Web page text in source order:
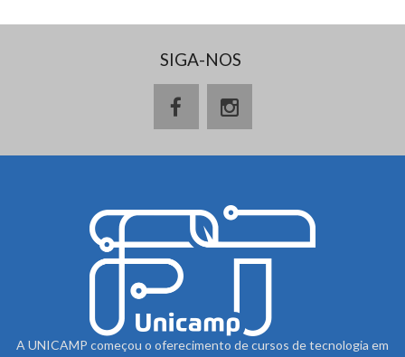
SIGA-NOS
A UNICAMP começou o oferecimento de cursos de tecnologia em